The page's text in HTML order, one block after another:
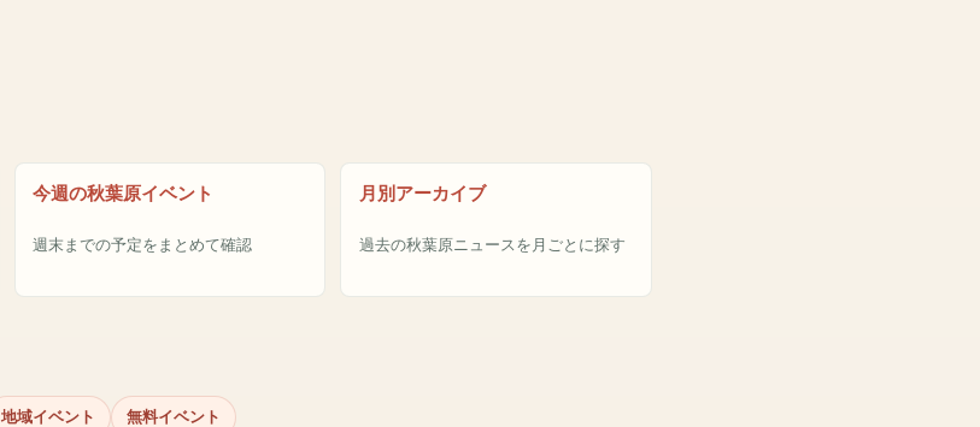
今週の秋葉原イベント
週末までの予定をまとめて確認
月別アーカイブ
過去の秋葉原ニュースを月ごとに探す
地域イベント 無料イベント